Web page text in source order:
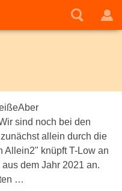
sind noch bei den
allein durch die
Allein2" knüpft T-Low an
dem Jahr 2021 an.
…